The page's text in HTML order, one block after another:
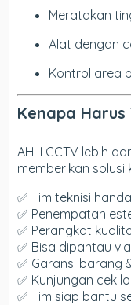
Meratakan
Alat dengan
Kontrol area
Kenapa Harus
AHLI CCTV lebih
memberikan solusi
✅ Tim teknisi
✅ Penempatan
✅ Perangkat
✅ Bisa dipantau
✅ Garansi barang
✅ Kunjungan cek
✅ Tim siap bantu